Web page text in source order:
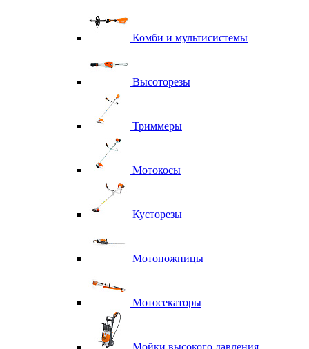
Комби и мультисистемы
Высоторезы
Триммеры
Мотокосы
Кусторезы
Мотоножницы
Мотосекаторы
Мойки высокого давления